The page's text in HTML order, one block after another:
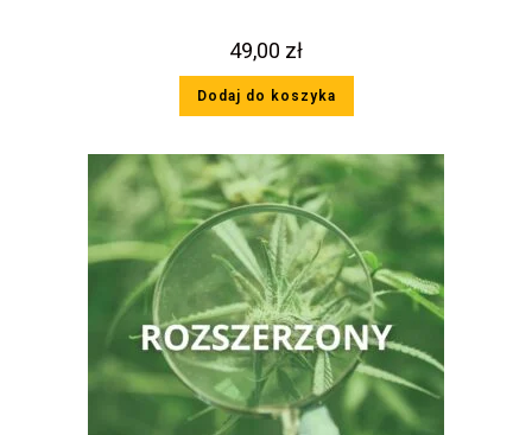
49,00 zł
Dodaj do koszyka